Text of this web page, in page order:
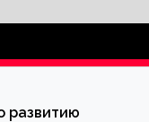
развитию